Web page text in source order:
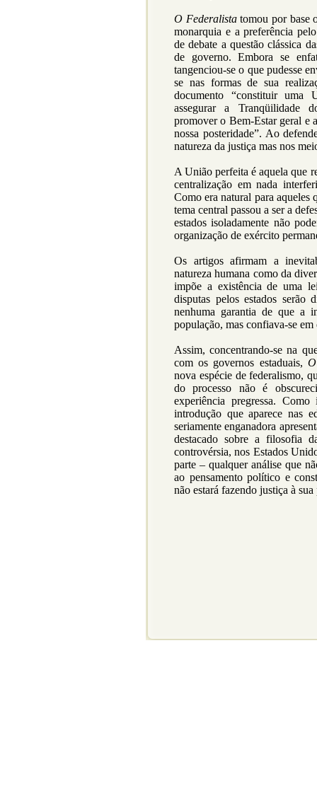
O Federalistatomou por base
monarquia e a preferência
de debate a questão clássica
de governo. Embora se
tangenciou-se o que pudesse
se nas formas de sua
documento “constituir uma
assegurar a Tranqüilidade
promover o Bem-Estar geral e
nossa posteridade”. Ao
natureza da justiça mas nos
A União perfeita é aquela que
centralização em nada
Como era natural para aqueles
tema central passou a ser a
estados isoladamente não
organização de exército
Os artigos afirmam a
natureza humana como da
impõe a existência de uma
disputas pelos estados serão
nenhuma garantia de que a
população, mas confiava-se em
Assim, concentrando-se na
com os governos estaduais,
nova espécie de federalismo,
do processo não é
experiência pregressa.
introdução que aparece nas
seriamente enganadora
destacado sobre a filosofia
controvérsia, nos Estados
parte – qualquer análise que
ao pensamento político e
não estará fazendo justiça à